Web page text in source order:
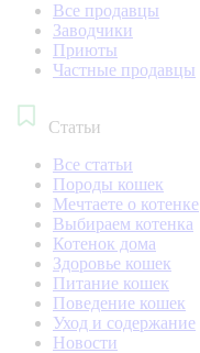
Все продавцы
Заводчики
Приюты
Частные продавцы
Статьи
Все статьи
Породы кошек
Мечтаете о котенке
Выбираем котенка
Котенок дома
Здоровье кошек
Питание кошек
Поведение кошек
Уход и содержание
Новости